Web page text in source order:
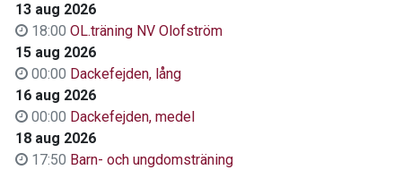
13 aug 2026
18:00 OL.träning NV Olofström
15 aug 2026
00:00 Dackefejden, lång
16 aug 2026
00:00 Dackefejden, medel
18 aug 2026
17:50 Barn- och ungdomsträning